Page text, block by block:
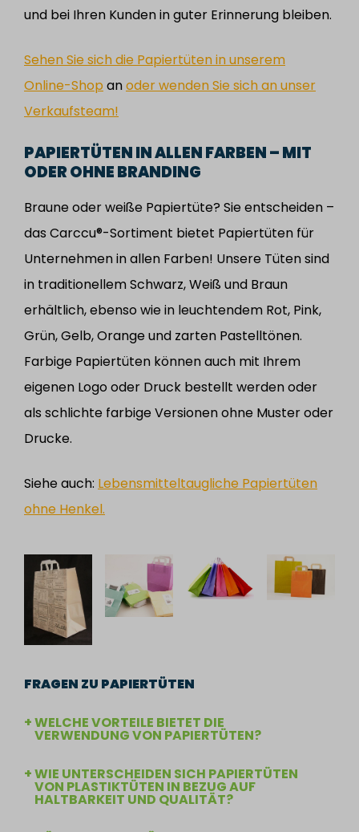
und bei Ihren Kunden in guter Erinnerung bleiben.
Sehen Sie sich die Papiertüten in unserem
Online-Shop anoder wenden Sie sich an unser
Verkaufsteam!
PAPIERTÜTEN IN ALLEN FARBEN – MIT
ODER OHNE BRANDING
Braune oder weiße Papiertüte? Sie entscheiden –
das Carccu®-Sortiment bietet Papiertüten für
Unternehmen in allen Farben! Unsere Tüten sind
in traditionellem Schwarz, Weiß und Braun
erhältlich, ebenso wie in leuchtendem Rot, Pink,
Grün, Gelb, Orange und zarten Pastelltönen.
Farbige Papiertüten können auch mit Ihrem
eigenen Logo oder Druck bestellt werden oder
als schlichte farbige Versionen ohne Muster oder
Drucke.
Siehe auch: Lebensmitteltaugliche Papiertüten
ohne Henkel.
FRAGEN ZU PAPIERTÜTEN
WELCHE VORTEILE BIETET DIE
VERWENDUNG VON PAPIERTÜTEN?
WIE UNTERSCHEIDEN SICH PAPIERTÜTEN
VON PLASTIKTÜTEN IN BEZUG AUF
HALTBARKEIT UND QUALITÄT?